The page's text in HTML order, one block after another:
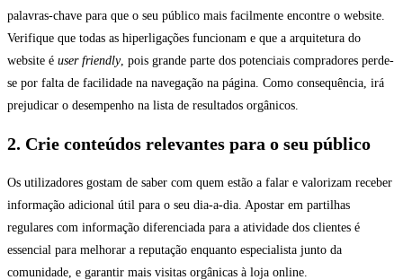
palavras-chave para que o seu público mais facilmente encontre o website.
Verifique que todas as hiperligações funcionam e que a arquitetura do
website é user friendly, pois grande parte dos potenciais compradores perde-
se por falta de facilidade na navegação na página. Como consequência, irá
prejudicar o desempenho na lista de resultados orgânicos.
2. Crie conteúdos relevantes para o seu público
Os utilizadores gostam de saber com quem estão a falar e valorizam receber
informação adicional útil para o seu dia-a-dia. Apostar em partilhas
regulares com informação diferenciada para a atividade dos clientes é
essencial para melhorar a reputação enquanto especialista junto da
comunidade, e garantir mais visitas orgânicas à loja online.